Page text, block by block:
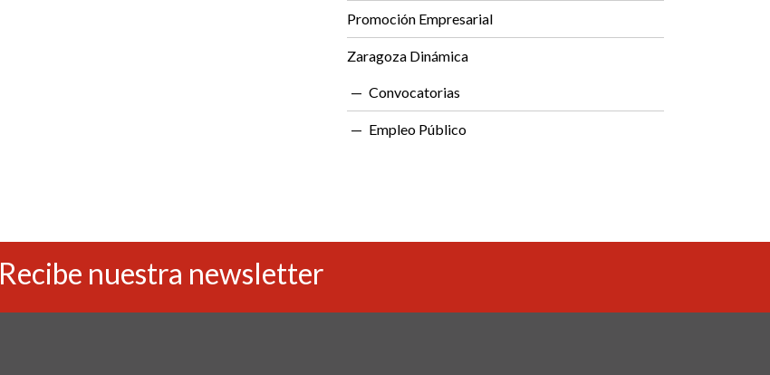
Promoción Empresarial
Zaragoza Dinámica
Convocatorias
Empleo Público
Recibe nuestra newsletter